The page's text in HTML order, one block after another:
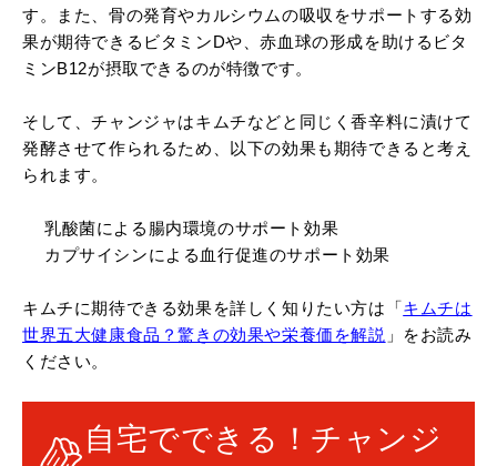
す。また、骨の発育やカルシウムの吸収をサポートする効
果が期待できるビタミンDや、赤血球の形成を助けるビタ
ミンB12が摂取できるのが特徴です。
そして、チャンジャはキムチなどと同じく香辛料に漬けて
発酵させて作られるため、以下の効果も期待できると考え
られます。
乳酸菌による腸内環境のサポート効果
カプサイシンによる血行促進のサポート効果
キムチに期待できる効果を詳しく知りたい方は「キムチは
世界五大健康食品？驚きの効果や栄養価を解説 」をお読み
ください。
自宅でできる！チャンジ